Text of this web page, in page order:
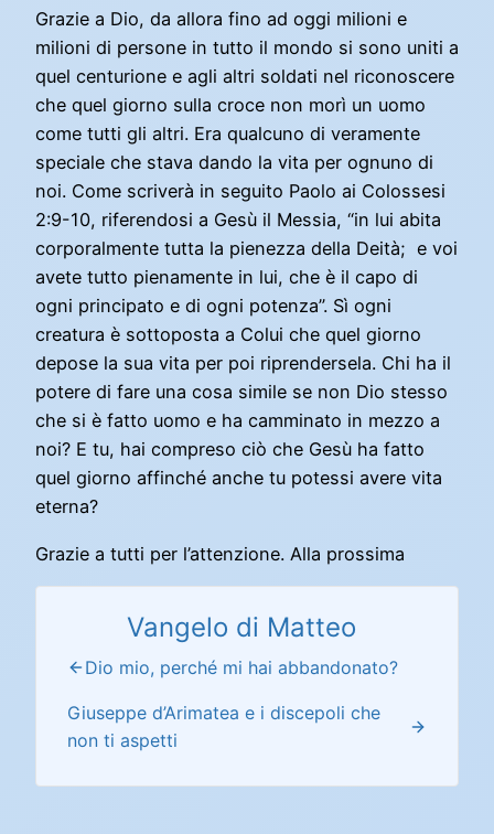
Grazie a Dio, da allora fino ad oggi milioni e
milioni di persone in tutto il mondo si sono uniti a
quel centurione e agli altri soldati nel riconoscere
che quel giorno sulla croce non morì un uomo
come tutti gli altri. Era qualcuno di veramente
speciale che stava dando la vita per ognuno di
noi. Come scriverà in seguito Paolo ai Colossesi
2:9-10, riferendosi a Gesù il Messia, “in lui abita
corporalmente tutta la pienezza della Deità; e voi
avete tutto pienamente in lui, che è il capo di
ogni principato e di ogni potenza”. Sì ogni
creatura è sottoposta a Colui che quel giorno
depose la sua vita per poi riprendersela. Chi ha il
potere di fare una cosa simile se non Dio stesso
che si è fatto uomo e ha camminato in mezzo a
noi? E tu, hai compreso ciò che Gesù ha fatto
quel giorno affinché anche tu potessi avere vita
eterna?
Grazie a tutti per l’attenzione. Alla prossima
Vangelo di Matteo
Dio mio, perché mi hai abbandonato?
Giuseppe d’Arimatea e i discepoli che
non ti aspetti